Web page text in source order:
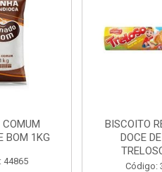
BOM 1KG
44865
BISCOITO
DOCE
Código: